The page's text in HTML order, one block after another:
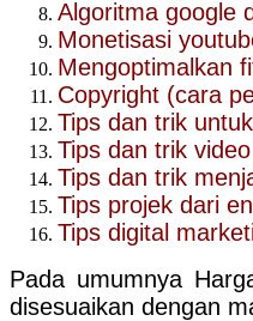
Algoritma google
Monetisasi
Mengoptimalkan
Copyright (cara
Tips dan trik
Tips dan trik
Tips dan trik
Tips projek dari
Tips digital
Pada umumnya
disesuaikan dengan